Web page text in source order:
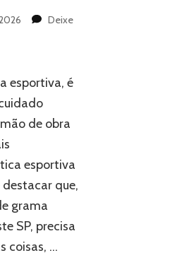
Deixe
esportiva, é
de obra
esportiva
que,
grama
SP, precisa
coisas, …